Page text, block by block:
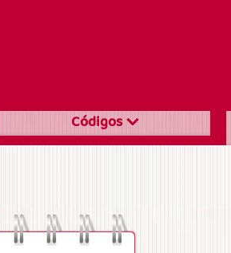
Códigos